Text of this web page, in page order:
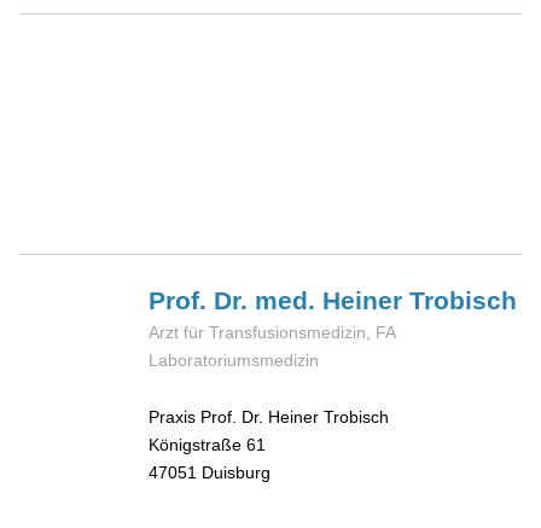
Prof. Dr. med. HeinerTrobisch
Arzt für Transfusionsmedizin, FA
Laboratoriumsmedizin
Praxis Prof. Dr. Heiner Trobisch
Königstraße 61
47051 Duisburg